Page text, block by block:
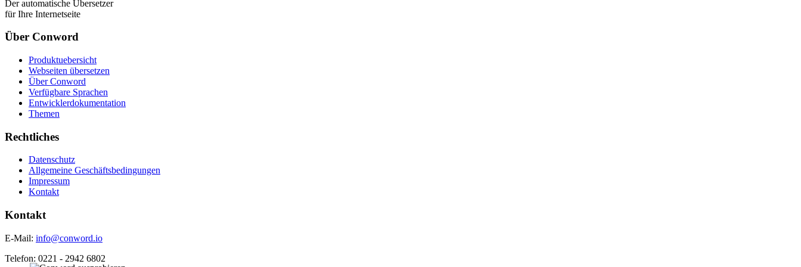
Der automatische Übersetzer
für Ihre Internetseite
Über Conword
Produktuebersicht
Webseiten übersetzen
Über Conword
Verfügbare Sprachen
Entwicklerdokumentation
Themen
Rechtliches
Datenschutz
Allgemeine Geschäftsbedingungen
Impressum
Kontakt
Kontakt
E-Mail: info@conword.io
Telefon: 0221 - 2942 6802